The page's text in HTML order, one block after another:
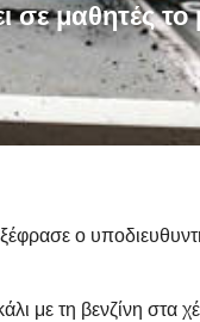
μαθητές το
ο
με τη βενζίνη στα